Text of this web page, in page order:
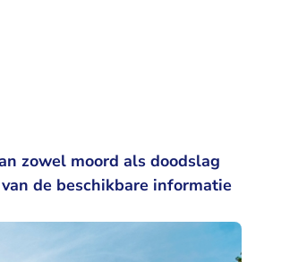
zowel moord als doodslag
de beschikbare informatie